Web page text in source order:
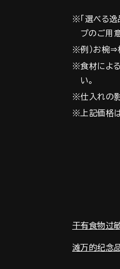
※「選べる逸
プのご用
※例）お椀⇒
※食材による
い。
※仕入れの影
※上記価格
于有食物过
滩万的纪念